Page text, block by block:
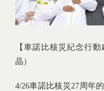
【車諾比核災紀念行動
晶）
4/26車諾比核災27周年